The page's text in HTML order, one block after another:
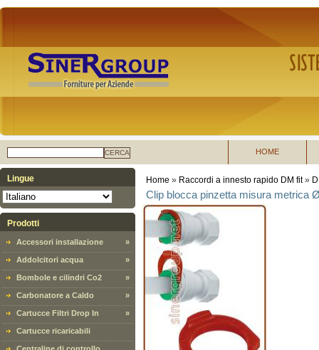
CERCA HOME
Lingue
Prodotti
Accessori installazione »
Addolcitori acqua »
Bombole e cilindri Co2 »
Carbonatore a Caldo »
Cartucce Filtri Drop In »
Cartucce ricaricabili
Home » Raccordi a innesto rapido DM fit »
Clip blocca pinzetta misura metrica